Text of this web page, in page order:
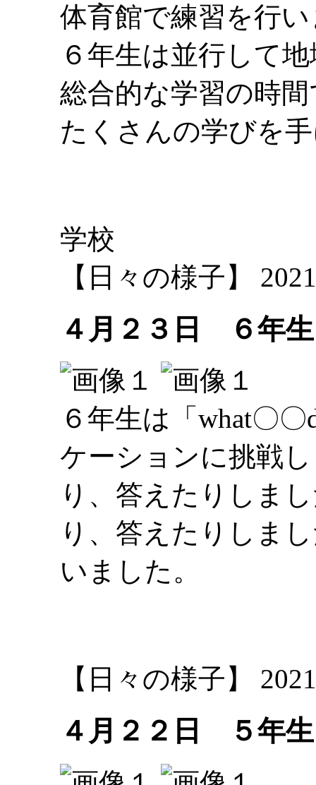
体育館で練習を行
６年生は並行して
総合的な学習の時
たくさんの学びを
学校
【日々の様子】
４月２３日 ６年
６年生は「what〇
ケーションに挑戦
り、答えたりしま
り、答えたりしま
いました。
【日々の様子】
４月２２日 ５年